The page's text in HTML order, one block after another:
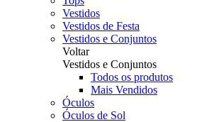
Vestidos
Vestidos de Festa
Vestidos e Conjuntos
Voltar
Vestidos e Conjuntos
Todos os produtos
Mais Vendidos
Óculos
Óculos de Sol